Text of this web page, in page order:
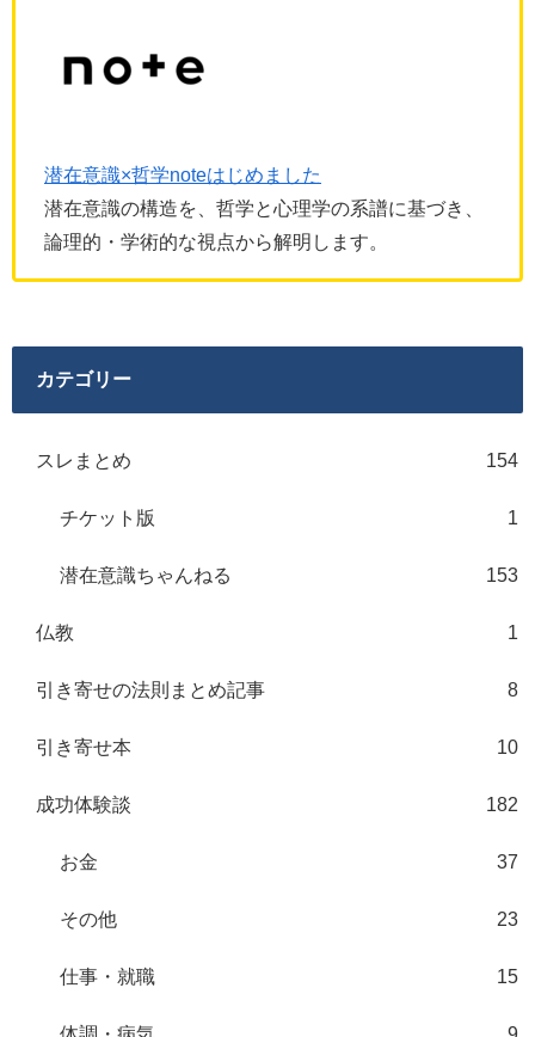
潜在意識×哲学noteはじめました
潜在意識の構造を、哲学と心理学の系譜に基づき、
論理的・学術的な視点から解明します。
カテゴリー
スレまとめ 154
チケット版 1
潜在意識ちゃんねる 153
仏教 1
引き寄せの法則まとめ記事 8
引き寄せ本 10
成功体験談 182
お金 37
その他 23
仕事・就職 15